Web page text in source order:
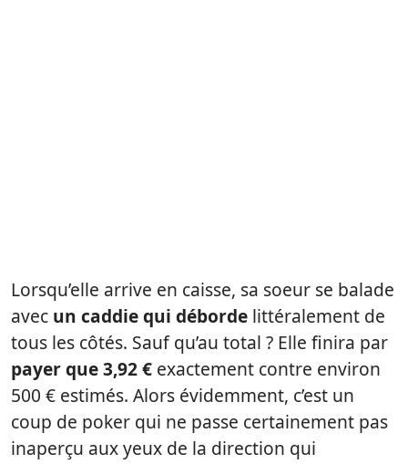
Lorsqu’elle arrive en caisse, sa soeur se balade
avec un caddie qui déborde littéralement de
tous les côtés. Sauf qu’au total ? Elle finira par
payer que 3,92 € exactement contre environ
500 € estimés. Alors évidemment, c’est un
coup de poker qui ne passe certainement pas
inaperçu aux yeux de la direction qui